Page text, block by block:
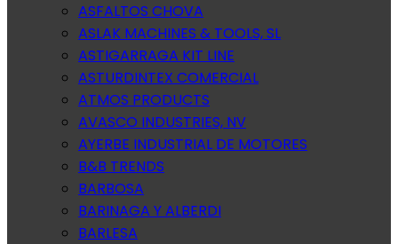
ASFALTOS CHOVA
ASLAK MACHINES & TOOLS, SL
ASTIGARRAGA KIT LINE
ASTURDINTEX COMERCIAL
ATMOS PRODUCTS
AVASCO INDUSTRIES, NV
AYERBE INDUSTRIAL DE MOTORES
B&B TRENDS
BARBOSA
BARINAGA Y ALBERDI
BARLESA